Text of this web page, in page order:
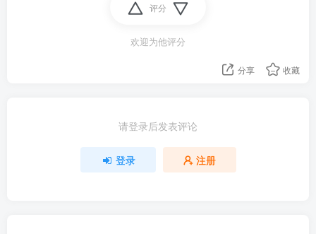
评分
欢迎为他评分
分享 收藏
请登录后发表评论
登录 注册